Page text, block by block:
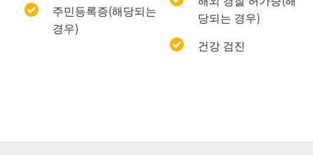
주민등록증(해당되는
경우)
당되는 경우)
건강 검진